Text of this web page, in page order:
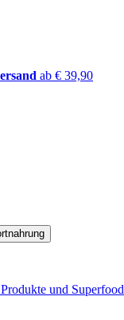
ab € 39,90
und Superfood